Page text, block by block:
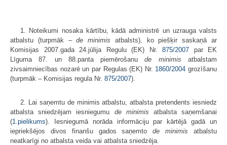
1. Noteikumi nosaka kārtību, kādā administrē un uzrauga valsts
atbalstu (turpmāk –de minimis atbalsts), ko piešķir saskaņā ar
Komisijas 2007.gada 24.jūlija Regulu (EK) Nr. 875/2007 par EK
Līguma 87. un 88.panta piemērošanude minimis atbalstam
zivsaimniecības nozarē un par Regulas (EK) Nr. 1860/2004 grozīšanu
(turpmāk – Komisijas regula Nr. 875/2007).
2. Lai saņemtu de minimis atbalstu, atbalsta pretendents iesniedz
atbalsta sniedzējam iesniegumu de minimis atbalsta saņemšanai
(1.pielikums). Iesniegumā norāda informāciju par kārtējā gadā un
iepriekšējos divos finanšu gados saņemtode minimis atbalstu
neatkarīgi no atbalsta veida vai atbalsta sniedzēja.